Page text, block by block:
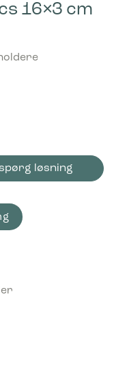
16×3 cm
Lilla antal
løsning